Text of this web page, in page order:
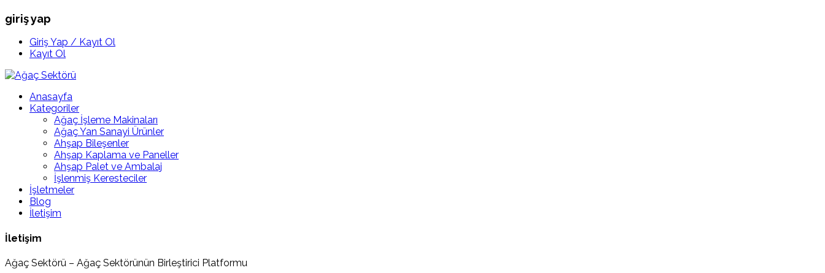
giriş yap
Giriş Yap / Kayıt Ol
Kayıt Ol
Anasayfa
Kategoriler
Ağaç İşleme Makinaları
Ağaç Yan Sanayi Ürünler
Ahşap Bileşenler
Ahşap Kaplama ve Paneller
Ahşap Palet ve Ambalaj
İşlenmiş Keresteciler
İşletmeler
Blog
İletişim
İletişim
Ağaç Sektörü – Ağaç Sektörünün Birleştirici Platformu